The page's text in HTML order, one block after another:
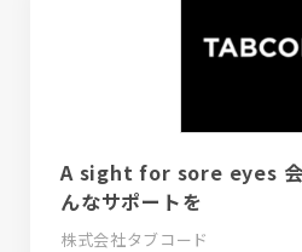
A sight for sore eyes 会
んなサポートを
株式会社タブコード